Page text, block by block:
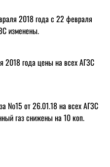
2018 года с 22 февраля
изменены.
2018 года цены на всех АГЗС
№15 от 26.01.18 на всех АГЗС
газ снижены на 10 коп.